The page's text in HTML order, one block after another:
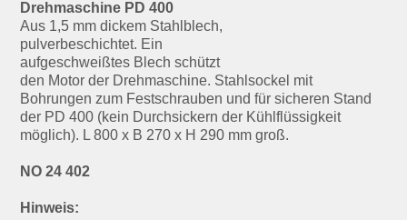
Drehmaschine PD 400
Aus 1,5 mm dickem Stahlblech,
pulverbeschichtet. Ein
aufgeschweißtes Blech schützt
den Motor der Drehmaschine. Stahlsockel mit
Bohrungen zum Festschrauben und für sicheren Stand
der PD 400 (kein Durchsickern der Kühlflüssigkeit
möglich). L 800 x B 270 x H 290 mm groß.
NO 24 402
Hinweis: